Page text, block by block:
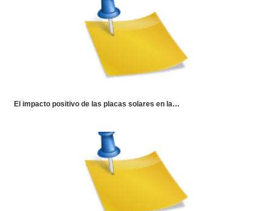
El impacto positivo de las placas solares en la…